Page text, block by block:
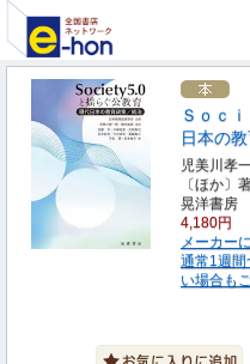
Ｓｏｃ
日本の
児美川孝
〔ほか〕
晃洋書房
4,180円
メーカー
通常1週
い場合も